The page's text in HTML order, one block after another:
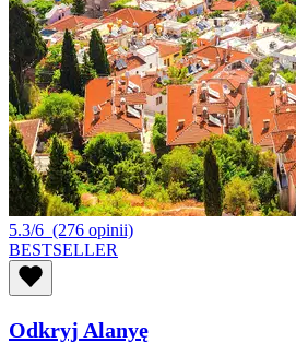
5.3/6 (276 opinii)
BESTSELLER
Odkryj Alanyę